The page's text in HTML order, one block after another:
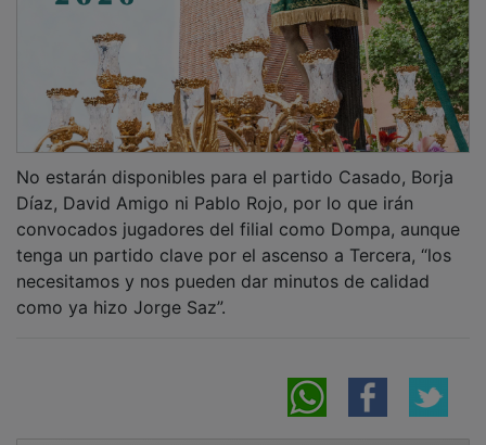
Díaz, David Amigo ni Pablo Rojo, por lo que irán
convocados jugadores del filial como Dompa, aunque
tenga un partido clave por el ascenso a Tercera, “los
necesitamos y nos pueden dar minutos de calidad
como ya hizo Jorge Saz”.